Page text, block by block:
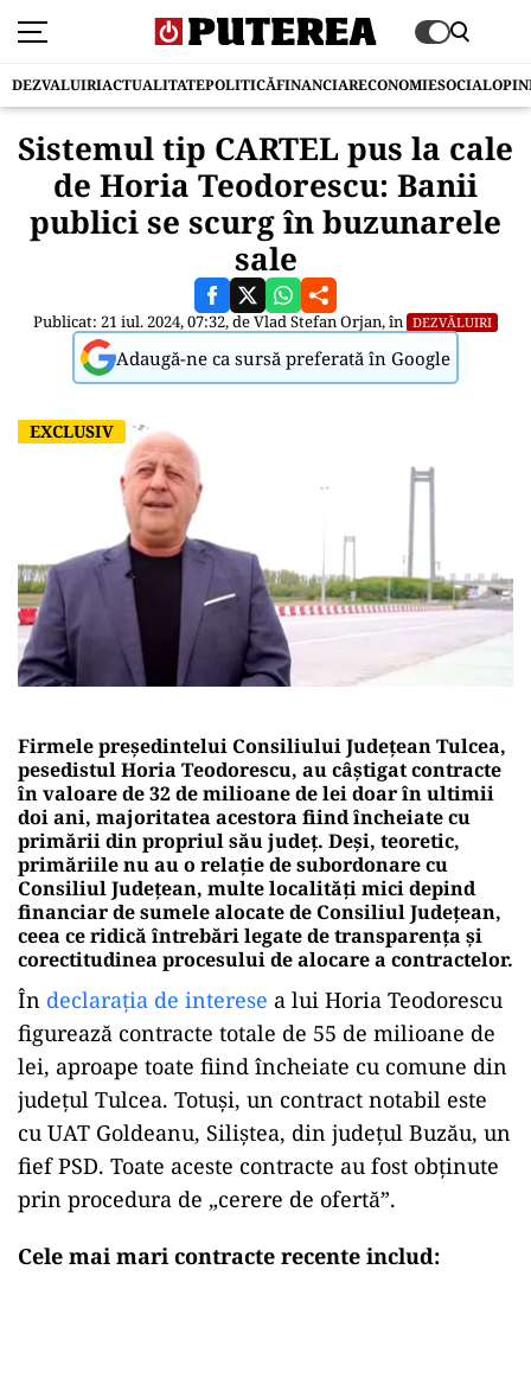
DEZVALUIRIACTUALITATEPOLITICĂFINANCIARECONOMIESOCIAL
Sistemul tip CARTEL pus la cale
de Horia Teodorescu: Banii
publici se scurg în buzunarele
sale
Publicat: 21 iul. 2024, 07:32, deVlad Stefan Orjan, în DEZVĂLUIRI
Adaugă-ne ca sursă preferată în Google
EXCLUSIV
Firmele președintelui Consiliului Județean Tulcea,
pesedistul Horia Teodorescu, au câștigat contracte
în valoare de 32 de milioane de lei doar în ultimii
doi ani, majoritatea acestora fiind încheiate cu
primării din propriul său județ. Deși, teoretic,
primăriile nu au o relație de subordonare cu
Consiliul Județean, multe localități mici depind
financiar de sumele alocate de Consiliul Județean,
ceea ce ridică întrebări legate de transparența și
corectitudinea procesului de alocare a contractelor.
În declarația de interese a lui Horia Teodorescu
figurează contracte totale de 55 de milioane de
lei, aproape toate fiind încheiate cu comune din
județul Tulcea. Totuși, un contract notabil este
cu UAT Goldeanu, Siliștea, din județul Buzău, un
fief PSD. Toate aceste contracte au fost obținute
prin procedura de „cerere de ofertă”.
Cele mai mari contracte recente includ: